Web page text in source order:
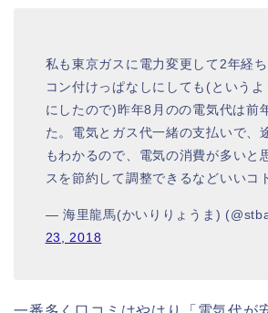
私も東京ガスに電力変更して2年経
コン付けっぱなしにしても(という
にしたので)昨年8月のの電気代は前
た。電気とガス代一緒の支払いで、
もわかるので、電気の消費が多いと
スを節約して調整できるなどいいコ
— 海里龍馬(かいりりょうま)
23, 2018